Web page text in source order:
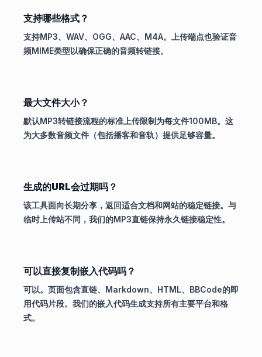
支持哪些格式？
支持MP3、WAV、OGG、AAC、M4A。上传端点也验证音
频MIME类型以确保正确的音频转链接。
最大文件大小？
默认MP3转链接流程的标准上传限制为每文件100MB。这
为大多数音频文件（包括播客和音轨）提供足够容量。
生成的URL会过期吗？
该工具面向长期分享，返回适合文档和网站的稳定链接。与
临时上传站不同，我们的MP3直链保持永久链接稳定性。
可以直接复制嵌入代码吗？
可以。页面包含直链、Markdown、HTML、BBCode的即
用代码片段。我们的嵌入代码生成支持所有主要平台和格
式。